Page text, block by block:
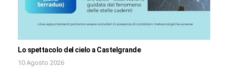
Lo spettacolo del cielo a Castelgrande
10 Agosto 2026